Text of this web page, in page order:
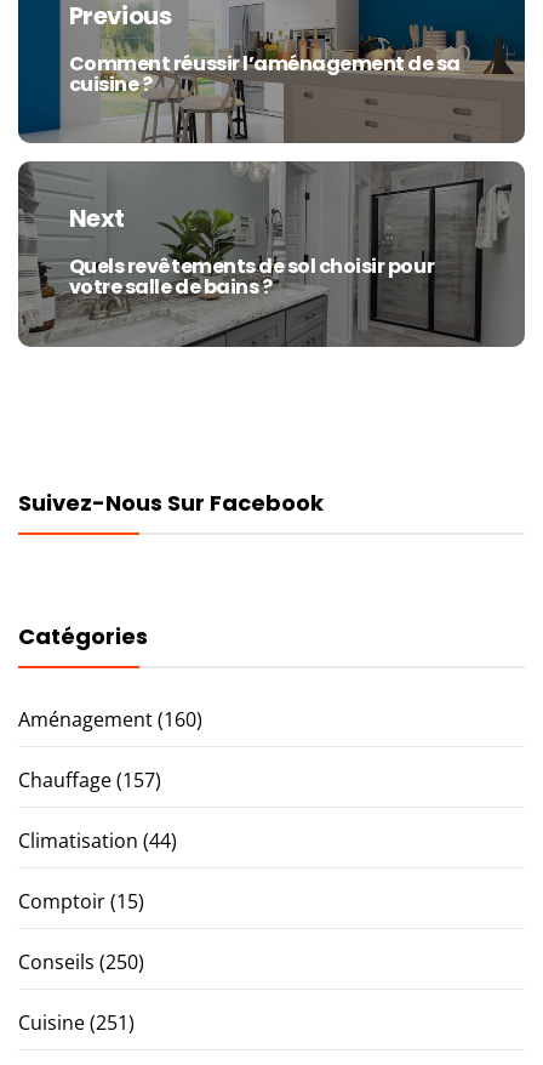
l’article
Previous
Previous
post:
Comment réussir l’aménagement de sa
cuisine ?
Next
Next
post:
Quels revêtements de sol choisir pour
votre salle de bains ?
Suivez-Nous Sur Facebook
Catégories
Aménagement(160)
Chauffage(157)
Climatisation (44)
Comptoir(15)
Conseils (250)
Cuisine(251)